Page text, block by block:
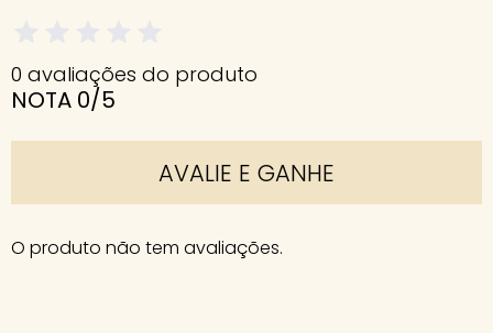
0 avaliações do produto
NOTA 0/5
AVALIE E GANHE
O produto não tem avaliações.